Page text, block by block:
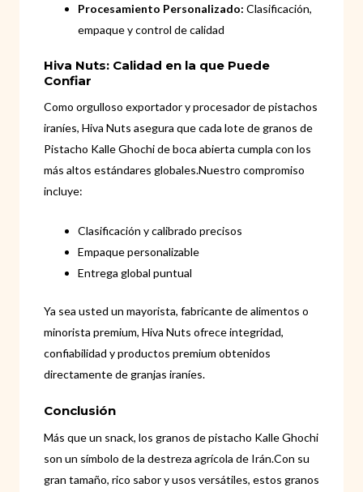
Procesamiento Personalizado: Clasificación,
empaque y control de calidad
Hiva Nuts: Calidad en la que Puede
Confiar
Como orgulloso exportador y procesador de pistachos
iraníes, Hiva Nuts asegura que cada lote de granos de
Pistacho Kalle Ghochi de boca abierta cumpla con los
más altos estándares globales.Nuestro compromiso
incluye:
Clasificación y calibrado precisos
Empaque personalizable
Entrega global puntual
Ya sea usted un mayorista, fabricante de alimentos o
minorista premium, Hiva Nuts ofrece integridad,
confiabilidad y productos premium obtenidos
directamente de granjas iraníes.
Conclusión
Más que un snack, los granos de pistacho Kalle Ghochi
son un símbolo de la destreza agrícola de Irán.Con su
gran tamaño, rico sabor y usos versátiles, estos granos